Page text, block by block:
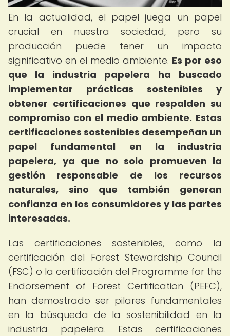
En la actualidad, el papel juega un papel
crucial en nuestra sociedad, pero su
producción puede tener un impacto
significativo en el medio ambiente. Es por eso
que la industria papelera ha buscado
implementar prácticas sostenibles y
obtener certificaciones que respalden su
compromiso con el medio ambiente. Estas
certificaciones sostenibles desempeñan un
papel fundamental en la industria
papelera, ya que no solo promueven la
gestión responsable de los recursos
naturales, sino que también generan
confianza en los consumidores y las partes
interesadas.
Las certificaciones sostenibles, como la
certificación del Forest Stewardship Council
(FSC) o la certificación del Programme for the
Endorsement of Forest Certification (PEFC),
han demostrado ser pilares fundamentales
en la búsqueda de la sostenibilidad en la
industria papelera. Estas certificaciones